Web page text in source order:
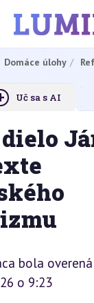
Domáce úlohy
Uč sa s AI
bola
o 9:23